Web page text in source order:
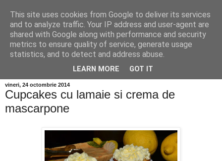
vineri, 24 octombrie 2014
Cupcakes cu lamaie si crema de
mascarpone
This site uses cookies from Google to deliver its services
and to analyze traffic. Your IP address and user-agent are
shared with Google along with performance and security
metrics to ensure quality of service, generate usage
statistics, and to detect and address abuse.
LEARN MORE GOT IT